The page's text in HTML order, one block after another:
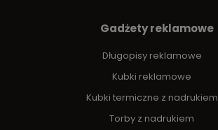
Gadżety reklamowe
Długopisy reklamowe
Kubki reklamowe
Kubki termiczne z nadrukiem
Torby z nadrukiem